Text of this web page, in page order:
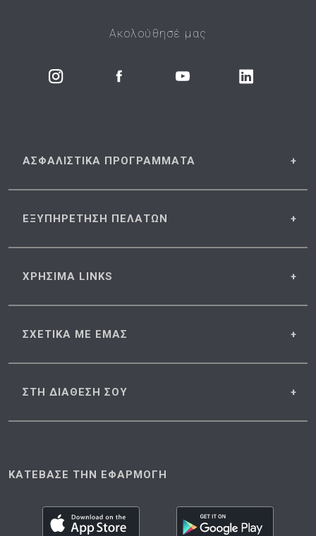
Ακολούθησέ μας
ΑΣΦΑΛΙΣΤΙΚΑ ΠΡΟΓΡΑΜΜΑΤΑ
ΕΞΥΠΗΡΕΤΗΣΗ ΠΕΛΑΤΩΝ
ΧΡΗΣΙΜΑ LINKS
ΣΧΕΤΙΚΑ ΜΕ ΕΜΑΣ
ΣΤΗ ΔΙΑΘΕΣΗ ΣΟΥ
ΚΑΤΕΒΑΣΕ ΤΗΝ ΕΦΑΡΜΟΓΗ